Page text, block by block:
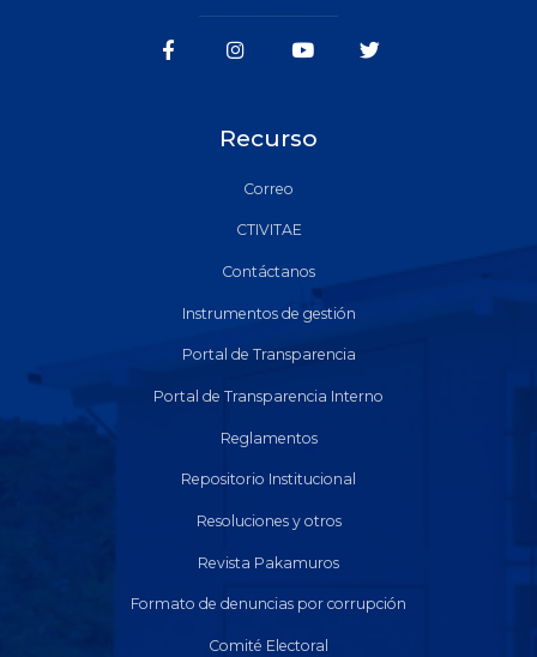
Recurso
Correo
CTIVITAE
Contáctanos
Instrumentos de gestión
Portal de Transparencia
Portal de Transparencia Interno
Reglamentos
Repositorio Institucional
Resoluciones y otros
Revista Pakamuros
Formato de denuncias por corrupción
Comité Electoral